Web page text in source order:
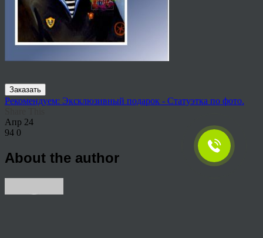
Заказать
Рекомендуем: Эксклюзивный подарок - Статуэтка по фото.
Апр 24
94 0
About the author